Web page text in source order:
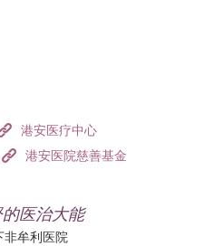
港安医疗中心
港安医院慈善基金
医治大能
非牟利医院